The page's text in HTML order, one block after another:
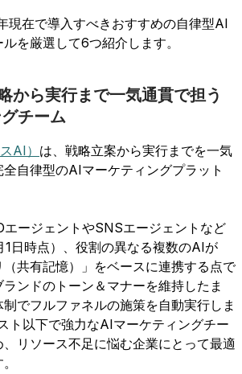
現在で導入すべきおすすめの自律型AI
を厳選して6つ紹介します。
から実行まで一気通貫で担う
チーム
AI） は、戦略立案から実行までを一気
自律型のAIマーケティングプラット
エージェントやSNSエージェントなど
日時点）、役割の異なる複数のAIが
（共有記憶）」をベースに連携する点で
ンドのトーン＆マナーを維持したま
でフルファネルの施策を自動実行しま
ト以下で強力なAIマーケティングチー
、リソース不足に悩む企業にとって最適